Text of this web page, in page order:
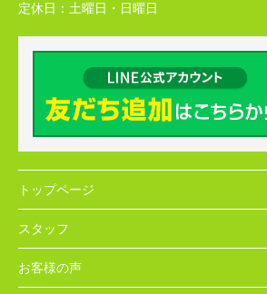
定休日： 土曜日・日曜日
トップページ
スタッフ
お客様の声